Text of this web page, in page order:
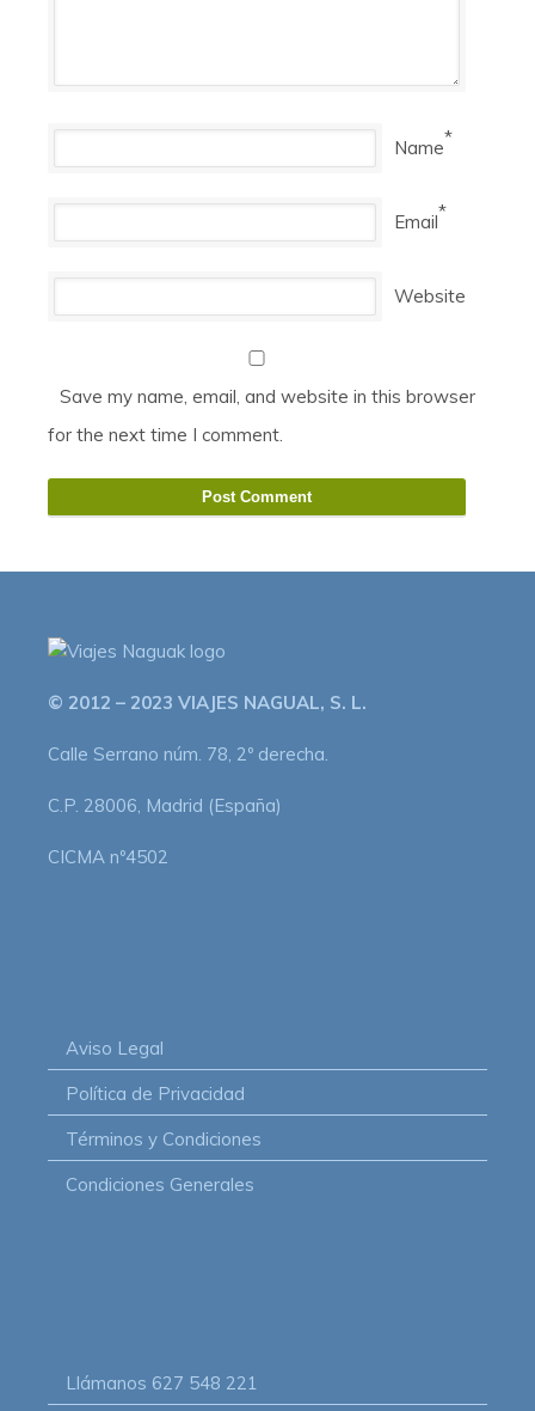
Name*
Email*
Website
Save my name, email, and website in this browser
for the next time I comment.
© 2012 – 2023 VIAJES NAGUAL, S. L.
Calle Serrano núm. 78, 2º derecha.
C.P. 28006, Madrid (España)
CICMA nº4502
Aviso Legal
Política de Privacidad
Términos y Condiciones
Condiciones Generales
Llámanos 627 548 221